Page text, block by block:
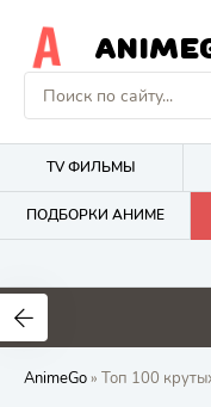
TV ФИЛЬМЫ
ПОДБОРКИ АНИМЕ
1.7
AnimeGo» Топ 100